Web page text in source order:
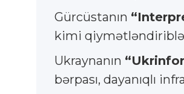
Gürcüstanın
kimi
Ukraynanın
bərpası, dayanıqlı